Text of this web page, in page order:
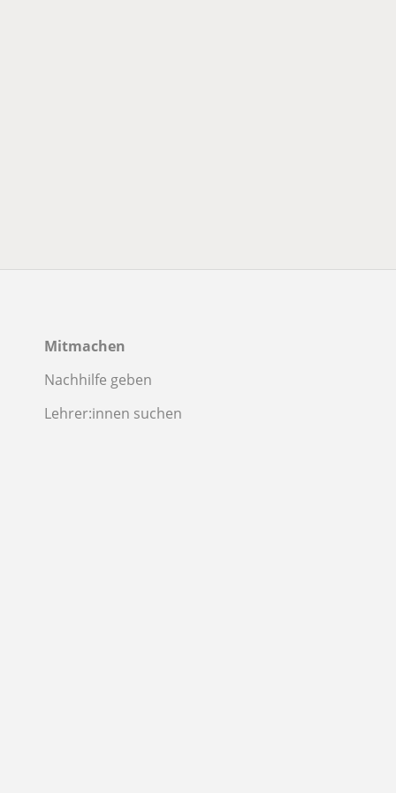
Mitmachen
Nachhilfe geben
Lehrer:innen suchen